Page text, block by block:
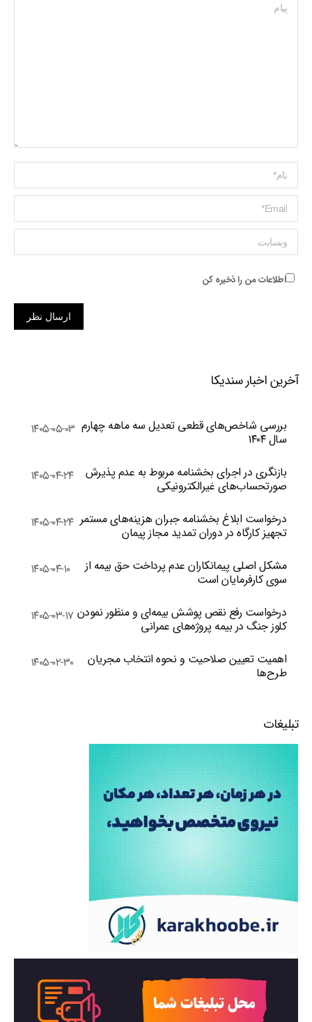
پیام
Name *
ایمیل *
وبسایت
اطلاعات من را ذخیره کن
ارسال نظر
آخرین اخبار سندیکا
بررسی شاخص‌های قطعی تعدیل سه ماهه چهارم
سال ۱۴۰۴
۱۴۰۵-۰۵-۰۳
بازنگری در اجرای بخشنامه مربوط به عدم پذیرش
صورتحساب‌های غیرالکترونیکی
۱۴۰۵-۰۴-۲۴
درخواست ابلاغ بخشنامه جبران هزینه‌های مستمر
تجهیز کارگاه در دوران تمدید مجاز پیمان
۱۴۰۵-۰۴-۲۴
مشکل اصلی پیمانکاران عدم پرداخت حق بیمه از
سوی کارفرمایان است
۱۴۰۵-۰۴-۱۰
درخواست رفع نقص پوشش بیمه‌ای و منظور نمودن
کلوز جنگ در بیمه پروژه‌های عمرانی
۱۴۰۵-۰۳-۱۷
اهمیت تعیین صلاحیت و نحوه انتخاب مجریان
طرح‌ها
۱۴۰۵-۰۲-۳۰
تبلیغات